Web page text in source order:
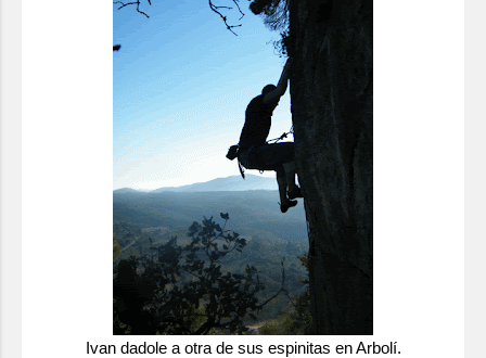
Ivan dadole a otra de sus espinitas en Arbolí.